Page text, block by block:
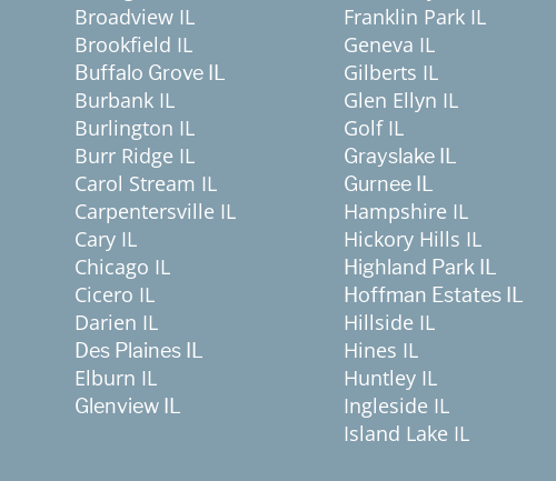
Broadview IL
Brookfield IL
Buffalo Grove IL
Burbank IL
Burlington IL
Burr Ridge IL
Carol Stream IL
Carpentersville IL
Cary IL
Chicago IL
Cicero IL
Darien IL
Des Plaines IL
Elburn IL
Glenview IL
Franklin Park IL
Geneva IL
Gilberts IL
Glen Ellyn IL
Golf IL
Grayslake IL
Gurnee IL
Hampshire IL
Hickory Hills IL
Highland Park IL
Hoffman Estates IL
Hillside IL
Hines IL
Huntley IL
Ingleside IL
Island Lake IL